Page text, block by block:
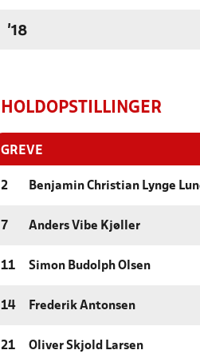
'18
HOLDOPSTILLINGER
GREVE
2 Benjamin Christian Lynge
7 Anders Vibe Kjøller
11 Simon Budolph Olsen
14 Frederik Antonsen
21 Oliver Skjold Larsen